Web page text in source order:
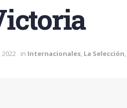
in Internacionales La Selección